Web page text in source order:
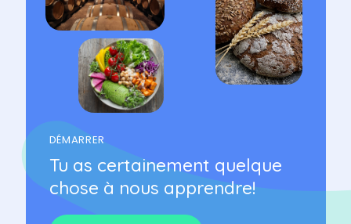
DÉMARRER
Tu as certainement quelque
chose à nous apprendre!